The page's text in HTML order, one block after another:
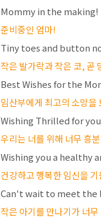
Mommy in the making!
준비중인 엄마!
Tiny toes and button
작은 발가락과 작은 코, 곧
Best Wishes for the
임산부에게 최고의 소망을
Wishing Thrilled for
우리는 너를 위해 너무 흥
Wishing you a healthy
건강하고 행복한 임신을 기
Can't wait to meet
작은 아기를 만나기가 너